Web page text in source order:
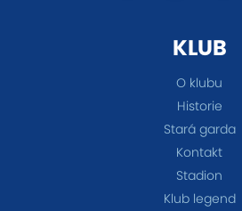
KLUB
O klubu
Historie
Stará garda
Kontakt
Stadion
Klub legend